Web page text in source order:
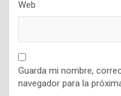
Web
Guarda mi nombre,
navegador para la